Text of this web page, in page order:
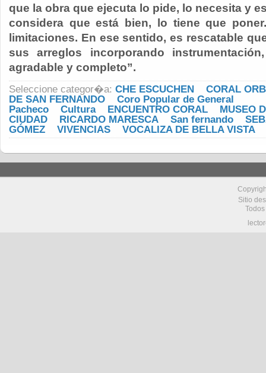
que la obra que ejecuta lo pide, lo necesita y
considera que está bien, lo tiene que
limitaciones. En ese sentido, es rescatable
sus arreglos incorporando
agradable y completo”.
Seleccione categor�a: CHE ESCUCHEN
CORAL
DE SAN FERNANDO
Coro Popular de General
Pacheco
Cultura ENCUENTRO CORAL
MUSEO
CIUDAD
RICARDO MARESCA San fernando
GÓMEZ
VIVENCIAS VOCALIZA DE BELLA VISTA
Sitio